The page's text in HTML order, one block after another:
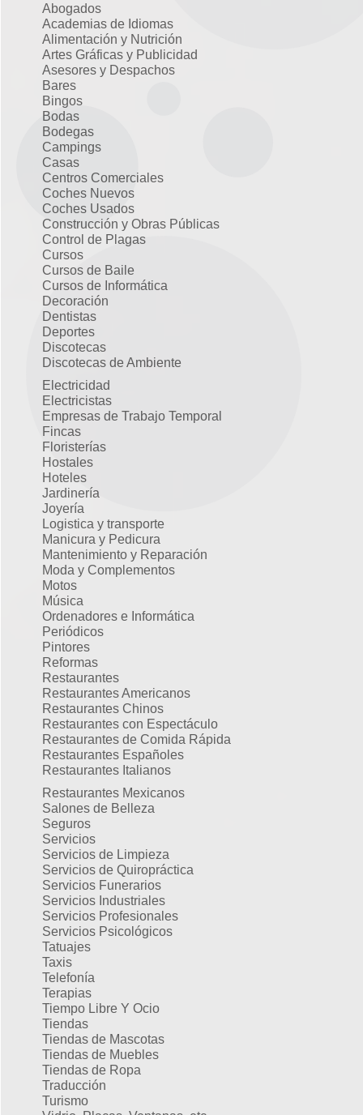
Abogados
Academias de Idiomas
Alimentación y Nutrición
Artes Gráficas y Publicidad
Asesores y Despachos
Bares
Bingos
Bodas
Bodegas
Campings
Casas
Centros Comerciales
Coches Nuevos
Coches Usados
Construcción y Obras Públicas
Control de Plagas
Cursos
Cursos de Baile
Cursos de Informática
Decoración
Dentistas
Deportes
Discotecas
Discotecas de Ambiente
Electricidad
Electricistas
Empresas de Trabajo Temporal
Fincas
Floristerías
Hostales
Hoteles
Jardinería
Joyería
Logistica y transporte
Manicura y Pedicura
Mantenimiento y Reparación
Moda y Complementos
Motos
Música
Ordenadores e Informática
Periódicos
Pintores
Reformas
Restaurantes
Restaurantes Americanos
Restaurantes Chinos
Restaurantes con Espectáculo
Restaurantes de Comida Rápida
Restaurantes Españoles
Restaurantes Italianos
Restaurantes Mexicanos
Salones de Belleza
Seguros
Servicios
Servicios de Limpieza
Servicios de Quiropráctica
Servicios Funerarios
Servicios Industriales
Servicios Profesionales
Servicios Psicológicos
Tatuajes
Taxis
Telefonía
Terapias
Tiempo Libre Y Ocio
Tiendas
Tiendas de Mascotas
Tiendas de Muebles
Tiendas de Ropa
Traducción
Turismo